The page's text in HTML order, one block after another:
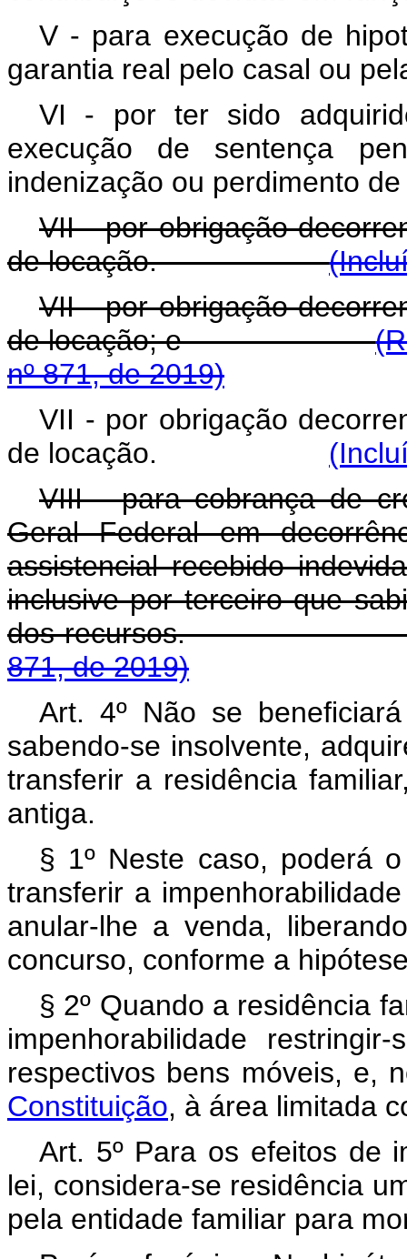
V - para execução de
garantia real pelo casal ou
VI - por ter sido
execução de sentença
indenização ou perdimento
VII - por obrigação
de locação.
VII - por obrigação
de locação; e
nº 871, de 2019)
VII - por obrigação
de locação.
VIII - para cobrança de
Geral Federal em
assistencial recebido
inclusive por terceiro que
dos
871, de 2019)
Art. 4º Não se
sabendo-se insolvente,
transferir a residência
antiga.
§ 1º Neste caso, poderá
transferir a
anular-lhe a venda,
concurso, conforme a
§ 2º Quando a residência
impenhorabilidade
respectivos bens móveis, e,
Constituição, à área limitada
Art. 5º Para os efeitos de
lei, considera-se residência
pela entidade familiar para